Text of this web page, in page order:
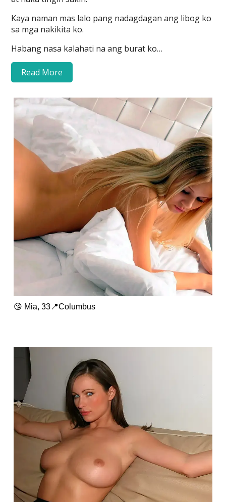
Kaya naman mas lalo pang nadagdagan ang libog ko
sa mga nakikita ko.
Habang nasa kalahati na ang burat ko…
Read More
😘 Mia, 33📍Columbus